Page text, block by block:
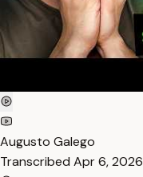
Augusto Galego
Transcribed Apr 6, 2026